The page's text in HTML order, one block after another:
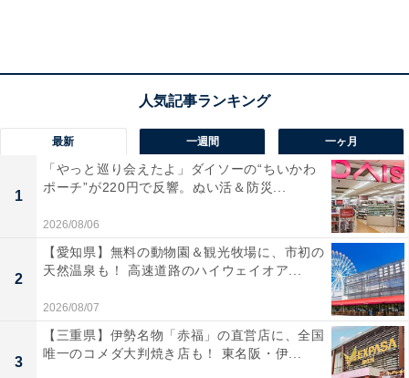
る開運スポットでもあるため、換気扇が汚れていること
で悪い気がとどまり、金運を下げてしまいます。
特に、脂でベトベトに汚れた換気扇は、金銭トラブルの
もとになるのだそう。金銭トラブルで悩んでいる人は、
まずは換気扇を掃除してみましょう。
次ページ
出しっぱなし厳禁！ な毎日使うキ
ッチンアイテムとは
最新 一週間 一ヶ月
1
「やっと巡り会えたよ」ダイソーの“ちいかわ
ポーチ”が220円で反響。ぬい活＆防災...
2026/08/06
2
【愛知県】無料の動物園＆観光牧場に、市初の
天然温泉も！ 高速道路のハイウェイオア...
2026/08/07
3
【三重県】伊勢名物「赤福」の直営店に、全国
唯一のコメダ大判焼き店も！ 東名阪・伊...